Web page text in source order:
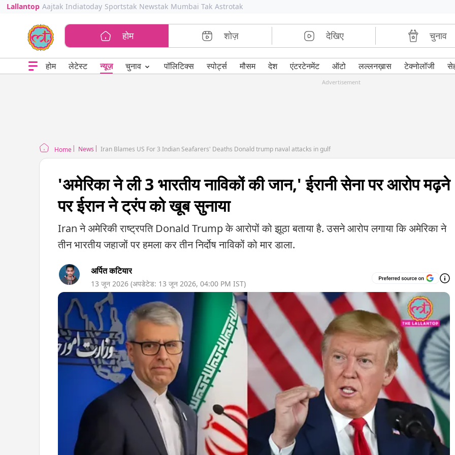
Lallantop Aajtak Indiatoday Sportstak Newstak Mumbai Tak Astrotak
होम शोज़ देखिए चुनाव
होम लेटेस्ट न्यूज़ चुनाव ⌄ पॉलिटिक्स स्पोर्ट्स मौसम देश एंटरटेनमेंट ऑटो लल्लनख़ास टेक्नोलॉजी
Advertisement
Home News Iran Blames US For 3 Indian Seafarers' Deaths Donald trump naval attacks in gulf
'अमेरिका ने ली 3 भारतीय नाविकों की जान,' ईरानी सेना पर आरोप मढ़ने
पर ईरान ने ट्रंप को खूब सुनाया
Iran ने अमेरिकी राष्ट्रपति Donald Trump के आरोपों को झूठा बताया है. उसने आरोप लगाया कि अमेरिका ने
तीन भारतीय जहाजों पर हमला कर तीन निर्दोष नाविकों को मार डाला.
अर्पित कटियार
13 जून 2026 (अपडेटेड: 13 जून 2026, 04:00 PM IST)